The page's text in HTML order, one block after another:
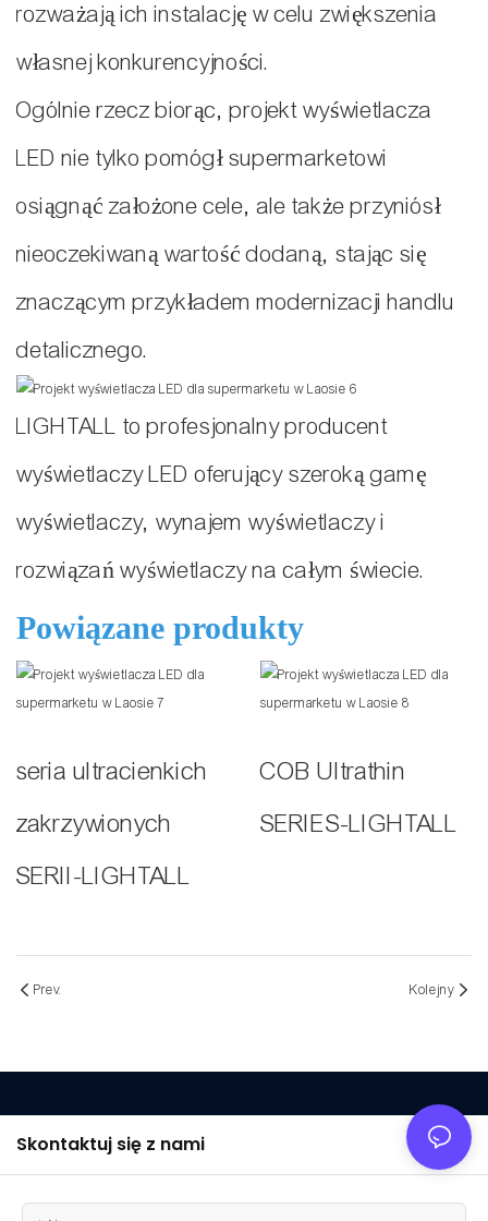
rozważają ich instalację w celu zwiększenia
własnej konkurencyjności.
Ogólnie rzecz biorąc, projekt wyświetlacza
LED nie tylko pomógł supermarketowi
osiągnąć założone cele, ale także przyniósł
nieoczekiwaną wartość dodaną, stając się
znaczącym przykładem modernizacji handlu
detalicznego.
LIGHTALL to profesjonalny producent
wyświetlaczy LED oferujący szeroką gamę
wyświetlaczy, wynajem wyświetlaczy i
rozwiązań wyświetlaczy na całym świecie.
Powiązane produkty
seria ultracienkich
zakrzywionych
SERII-LIGHTALL
COB Ultrathin
SERIES-LIGHTALL
Prev. Kolejny
Skontaktuj się z nami